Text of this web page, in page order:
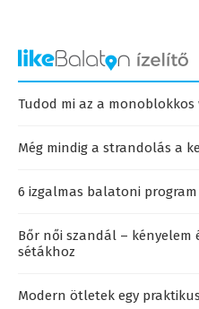
Tudod mi az a monoblokkos
Még mindig a strandolás a
6 izgalmas balatoni
Bőr női szandál – kényelem
sétákhoz
Modern ötletek egy